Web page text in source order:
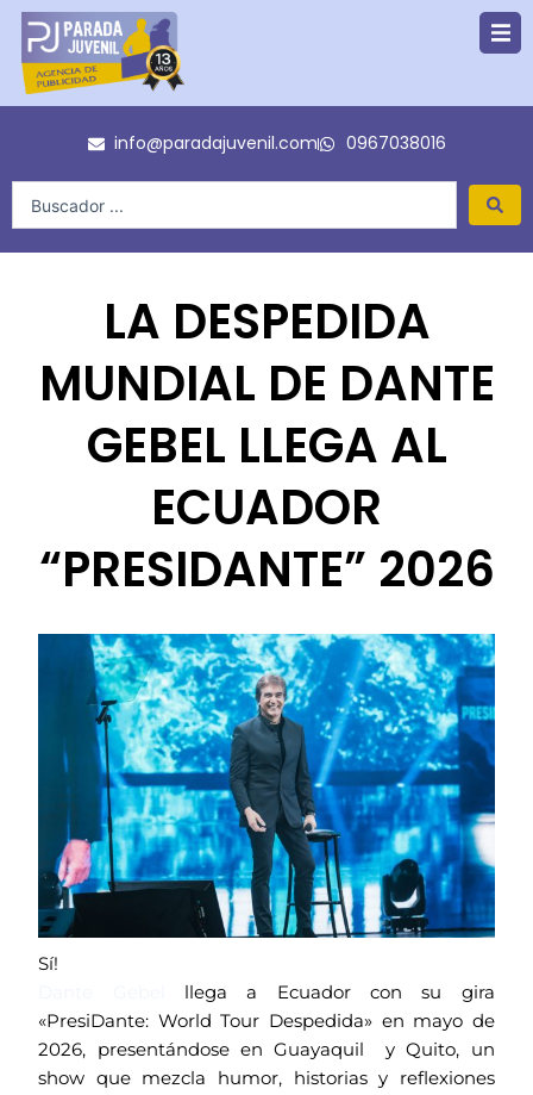
contenido
info@paradajuvenil.com 0967038016
LA DESPEDIDA
MUNDIAL DE DANTE
GEBEL LLEGA AL
ECUADOR
“PRESIDANTE” 2026
Sí!
llega a Ecuador con su gira
«PresiDante: World Tour Despedida» en mayo de
2026, presentándose en Guayaquil y Quito, un
show que mezcla humor, historias y reflexiones